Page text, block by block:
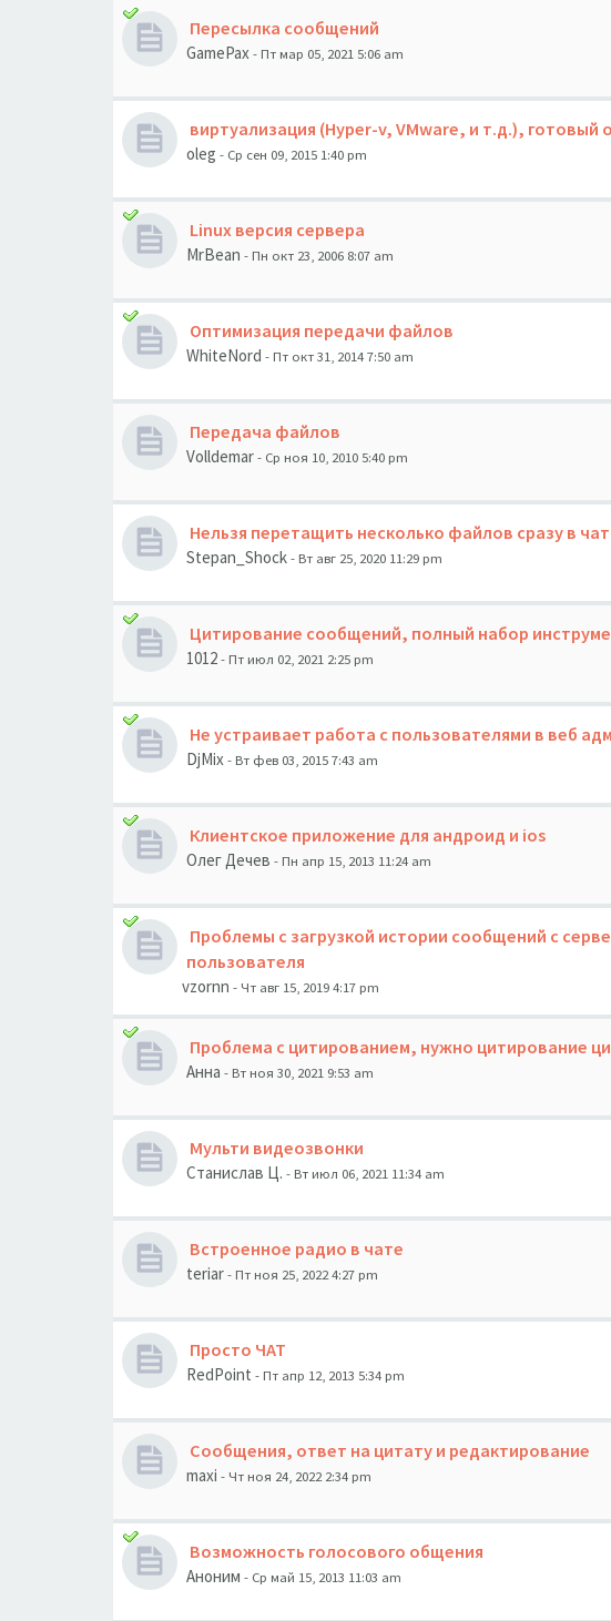
Пересылка сообщений
GamePax- Пт мар 05, 2021 5:06 am
виртуализация (Hyper-v, VMware, и т.д.), готовый
oleg - Ср сен 09, 2015 1:40 pm
Linux версия сервера
MrBean - Пн окт 23, 2006 8:07 am
Оптимизация передачи файлов
WhiteNord - Пт окт 31, 2014 7:50 am
Передача файлов
Volldemar- Ср ноя 10, 2010 5:40 pm
Нельзя перетащить несколько файлов сразу в чат
Stepan_Shock- Вт авг 25, 2020 11:29 pm
Цитирование сообщений, полный набор
1012- Пт июл 02, 2021 2:25 pm
Не устраивает работа с пользователями в веб
DjMix- Вт фев 03, 2015 7:43 am
Клиентское приложение для андроид и ios
Олег Дечев - Пн апр 15, 2013 11:24 am
Проблемы с загрузкой истории сообщений с
пользователя
vzornn - Чт авг 15, 2019 4:17 pm
Проблема с цитированием, нужно цитирование
Анна - Вт ноя 30, 2021 9:53 am
Мульти видеозвонки
Станислав Ц. - Вт июл 06, 2021 11:34 am
Встроенное радио в чате
teriar- Пт ноя 25, 2022 4:27 pm
Просто ЧАТ
RedPoint - Пт апр 12, 2013 5:34 pm
Сообщения, ответ на цитату и редактирование
maxi - Чт ноя 24, 2022 2:34 pm
Возможность голосового общения
Аноним - Ср май 15, 2013 11:03 am